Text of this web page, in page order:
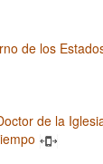
de los
de la